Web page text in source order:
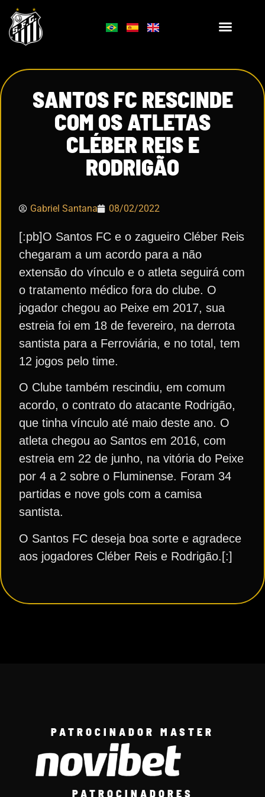
SANTOS FC RESCINDE
COM OS ATLETAS
CLÉBER REIS E
RODRIGÃO
Gabriel Santana 08/02/2022
[:pb]O Santos FC e o zagueiro Cléber Reis
chegaram a um acordo para a não
extensão do vínculo e o atleta seguirá com
o tratamento médico fora do clube. O
jogador chegou ao Peixe em 2017, sua
estreia foi em 18 de fevereiro, na derrota
santista para a Ferroviária, e no total, tem
12 jogos pelo time.
O Clube também rescindiu, em comum
acordo, o contrato do atacante Rodrigão,
que tinha vínculo até maio deste ano. O
atleta chegou ao Santos em 2016, com
estreia em 22 de junho, na vitória do Peixe
por 4 a 2 sobre o Fluminense. Foram 34
partidas e nove gols com a camisa
santista.
O Santos FC deseja boa sorte e agradece
aos jogadores Cléber Reis e Rodrigão.[:]
PATROCINADOR MASTER
PATROCINADORES